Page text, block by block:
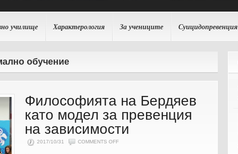
училище Характерология За учениците Суицидопревенция
обучение
Философията на Бердяев
като модел за превенция
на зависимости
2017/10/31 COMMENTS OFFON